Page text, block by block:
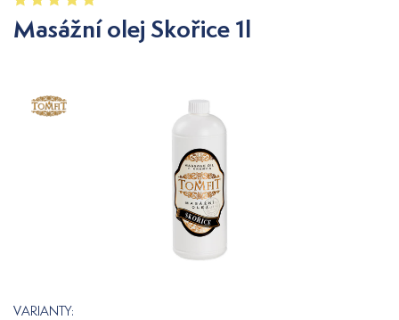
Masážní olej Skořice 1l
VARIANTY: